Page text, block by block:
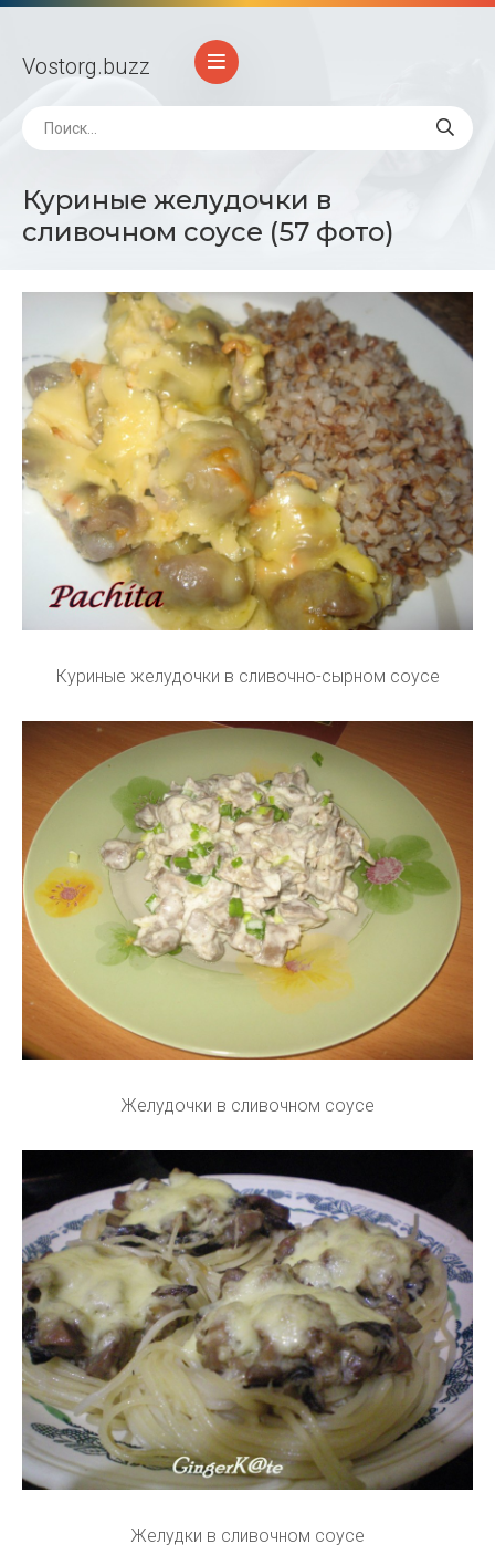
Vostorg.buzz
Куриные желудочки в
сливочном соусе (57 фото)
Куриные желудочки в сливочно-сырном соусе
Желудочки в сливочном соусе
Желудки в сливочном соусе